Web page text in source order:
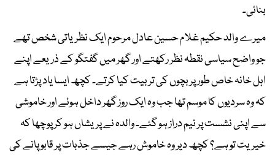
بنائی۔
میرے والد حکیم غلام حسین عادل مرحوم ایک نظریاتی شخص تھے
جو واضح سیاسی نقطہ نظر رکھتے اور گھر میں گفتگو کے ذریعے اپنے
اہل خانہ خاص طور پر بچوں کی تربیت کیا کرتے۔ کچھ ایسا یاد پڑتا ہے
کہ وہ سردیوں کا موسم تھا جب وہ ایک روز گھر داخل ہوئے اور خاموشی
سے اپنی نشست پر نیم دراز ہو گئے۔ والدہ نے پریشاں ہو کر پوچھا کہ
خیریت تو ہے؟ کچھ دیر وہ خاموش رہے جیسے جذبات پر قابو پانے کی